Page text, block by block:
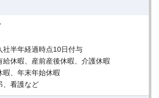
社半年経過時点10日付与
給休暇、産前産後休暇、介護休暇
暇、年末年始休暇
、看護など